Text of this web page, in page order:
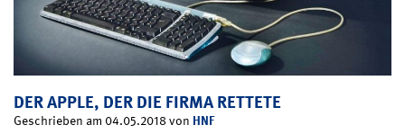
DER APPLE, DER DIE FIRMA RETTETE
Geschrieben am 04.05.2018 von HNF